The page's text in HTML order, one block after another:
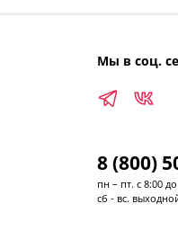
Мы в соц.
8 (800)
пн –
сб - вс.